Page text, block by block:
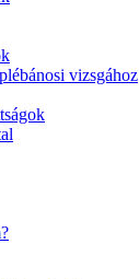
vizsgához